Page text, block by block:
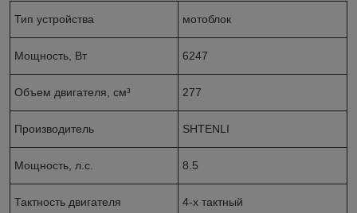
Тип устройства мотоблок
Мощность, Вт 6247
Объем двигателя, см³ 277
Производитель SHTENLI
Мощность, л.с. 8.5
Тактность двигателя 4-х тактный